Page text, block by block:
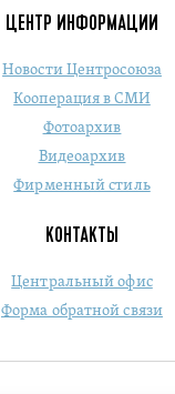
ЦЕНТР ИНФОРМАЦИИ
Новости Центросоюза
Кооперация в СМИ
Фотоархив
Видеоархив
Фирменный стиль
КОНТАКТЫ
Центральный офис
Форма обратной связи